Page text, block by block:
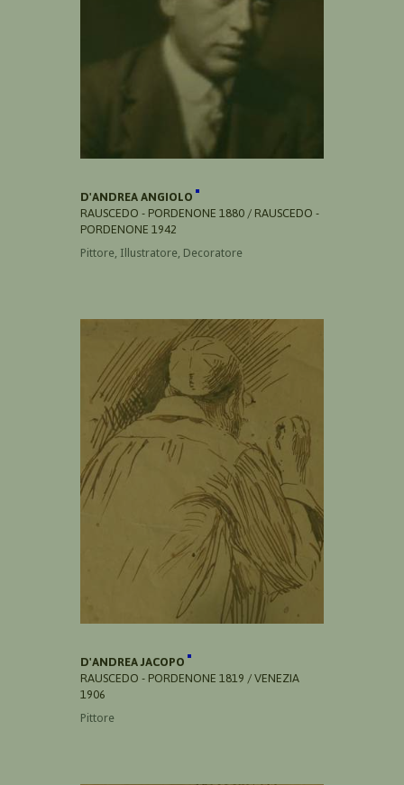
D'ANDREA ANGIOLO
RAUSCEDO - PORDENONE 1880 / RAUSCEDO -
PORDENONE 1942
Pittore, Illustratore, Decoratore
D'ANDREA JACOPO
RAUSCEDO - PORDENONE 1819 / VENEZIA
1906
Pittore